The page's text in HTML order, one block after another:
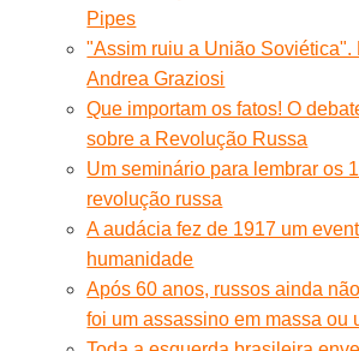
Pipes
"Assim ruiu a União Soviética".
Andrea Graziosi
Que importam os fatos! O
sobre a Revolução Russa
Um seminário para lembrar os
revolução russa
A audácia fez de 1917 um
humanidade
Após 60 anos, russos ainda
foi um assassino em massa ou